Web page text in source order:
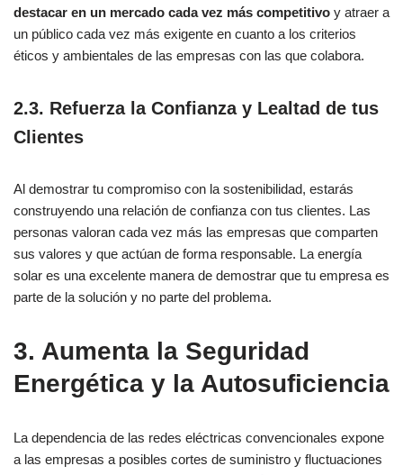
destacar en un mercado cada vez más competitivo y atraer a
un público cada vez más exigente en cuanto a los criterios
éticos y ambientales de las empresas con las que colabora.
2.3. Refuerza la Confianza y Lealtad de tus
Clientes
Al demostrar tu compromiso con la sostenibilidad, estarás
construyendo una relación de confianza con tus clientes. Las
personas valoran cada vez más las empresas que comparten
sus valores y que actúan de forma responsable. La energía
solar es una excelente manera de demostrar que tu empresa es
parte de la solución y no parte del problema.
3. Aumenta la Seguridad
Energética y la Autosuficiencia
La dependencia de las redes eléctricas convencionales expone
a las empresas a posibles cortes de suministro y fluctuaciones